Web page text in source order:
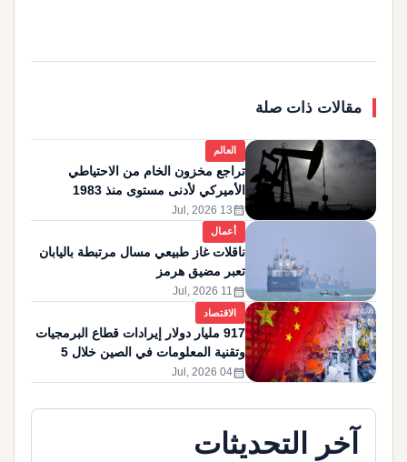
مقالات ذات صلة
العالم
تراجع مخزون الخام من الاحتياطي
الأميركي لأدنى مستوى منذ 1983
calendar_month
13 Jul, 2026
أعمال
ناقلات غاز طبيعي مسال مرتبطة باليابان
تعبر مضيق هرمز
calendar_month
11 Jul, 2026
الاقتصاد
917 مليار دولار إيرادات قطاع البرمجيات
وتقنية المعلومات في الصين خلال 5
أشهر
calendar_month
04 Jul, 2026
آخر التحديثات